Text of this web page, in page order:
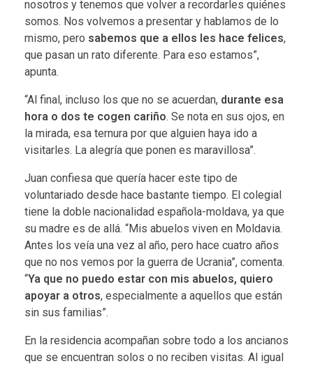
nosotros y tenemos que volver a recordarles quiénes
somos. Nos volvemos a presentar y hablamos de lo
mismo, pero sabemos que a ellos les hace felices,
que pasan un rato diferente. Para eso estamos”,
apunta.
“Al final, incluso los que no se acuerdan, durante esa
hora o dos te cogen cariño. Se nota en sus ojos, en
la mirada, esa ternura por que alguien haya ido a
visitarles. La alegría que ponen es maravillosa”.
Juan confiesa que quería hacer este tipo de
voluntariado desde hace bastante tiempo. El colegial
tiene la doble nacionalidad española-moldava, ya que
su madre es de allá. “Mis abuelos viven en Moldavia.
Antes los veía una vez al año, pero hace cuatro años
que no nos vemos por la guerra de Ucrania”, comenta.
“Ya que no puedo estar con mis abuelos, quiero
apoyar a otros, especialmente a aquellos que están
sin sus familias”.
En la residencia acompañan sobre todo a los ancianos
que se encuentran solos o no reciben visitas. Al igual